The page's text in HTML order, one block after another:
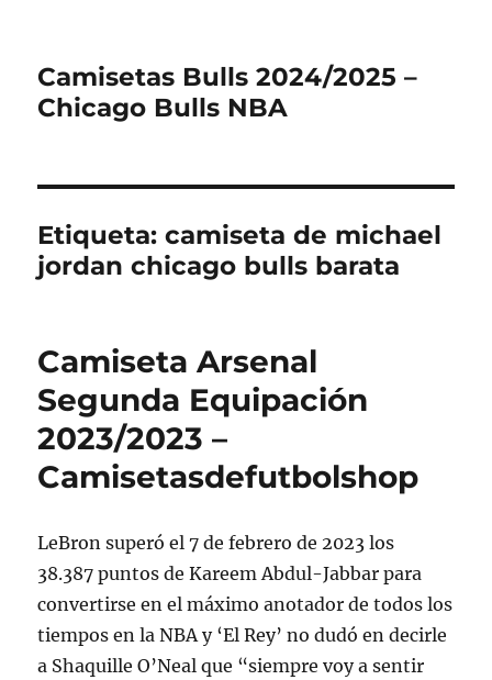
Camisetas Bulls 2024/2025 –
Chicago Bulls NBA
Etiqueta:camiseta de michael
jordan chicago bulls barata
Camiseta Arsenal
Segunda Equipación
2023/2023 –
Camisetasdefutbolshop
LeBron superó el 7 de febrero de 2023 los
38.387 puntos de Kareem Abdul-Jabbar para
convertirse en el máximo anotador de todos los
tiempos en la NBA y ‘El Rey’ no dudó en decirle
a Shaquille O’Neal que “siempre voy a sentir